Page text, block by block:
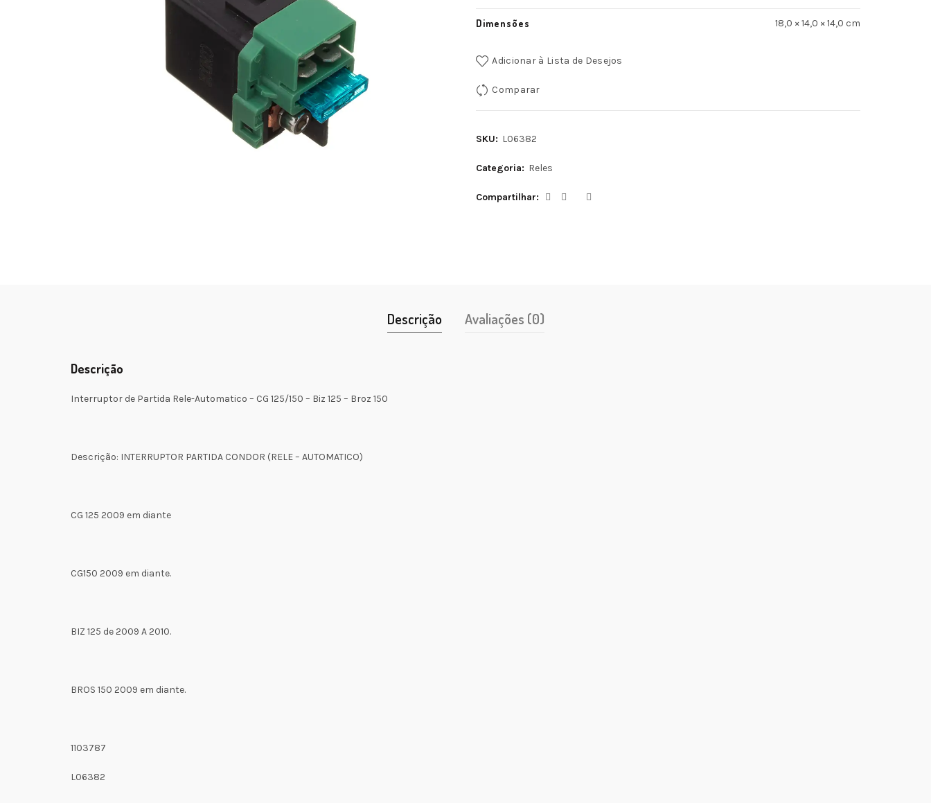
Dimensões 18,0 × 14,0 × 14,0 cm
Adicionar à Lista de Desejos
Comparar
SKU: L06382
Categoria: Reles
Compartilhar
Descrição Avaliações (0)
Descrição
Interruptor de Partida Rele-Automatico – CG 125/150 – Biz 125 – Broz 150
Descrição: INTERRUPTOR PARTIDA CONDOR (RELE – AUTOMATICO)
CG 125 2009 em diante
CG150 2009 em diante.
BIZ 125 de 2009 A 2010.
BROS 150 2009 em diante.
1103787
L06382